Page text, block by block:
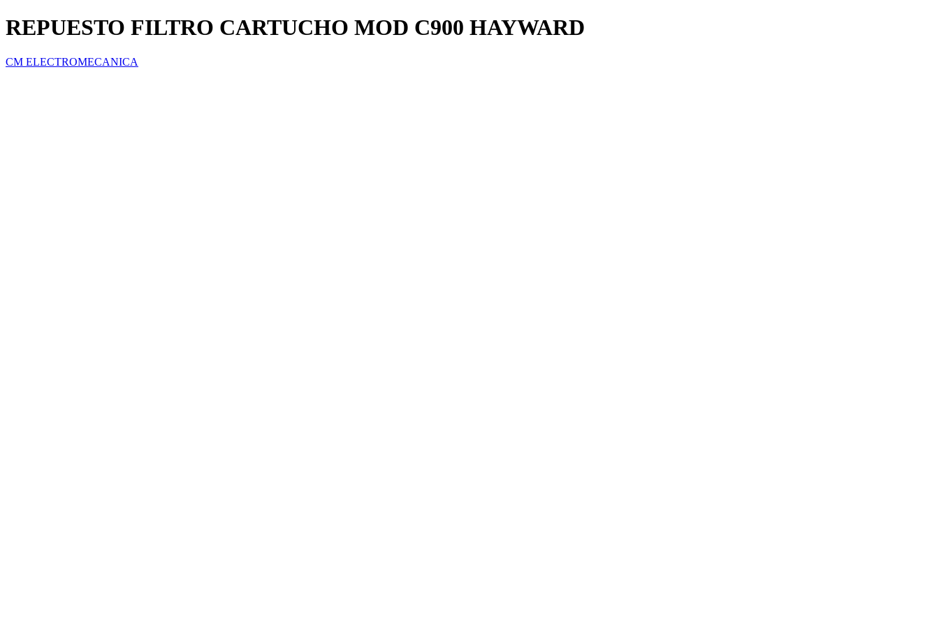
REPUESTO FILTRO CARTUCHO MOD C900 HAYWARD
CM ELECTROMECANICA